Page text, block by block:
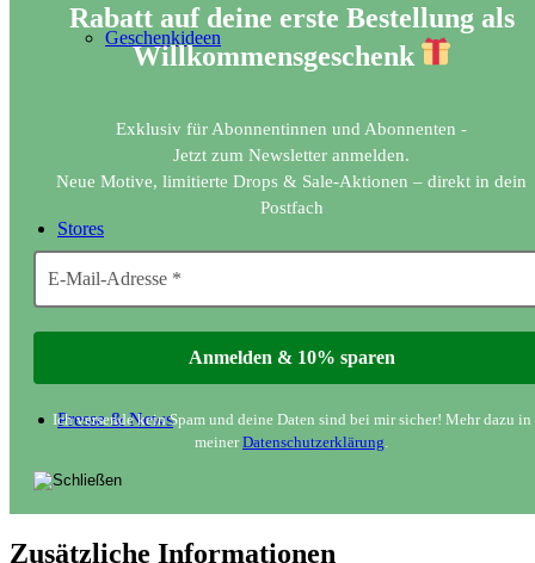
Geschenkideen
Stores
Presse & News
Rabatt auf deine erste Bestellung als
Willkommensgeschenk
Exklusiv für Abonnentinnen und Abonnenten -
Jetzt zum Newsletter anmelden.
Neue Motive, limitierte Drops & Sale-Aktionen – direkt in dein
Postfach
Ich versende kein Spam und deine Daten sind bei mir sicher! Mehr dazu in
meinerDatenschutzerklärung
Zusätzliche Informationen